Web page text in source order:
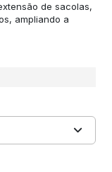
de sacolas,
ampliando a